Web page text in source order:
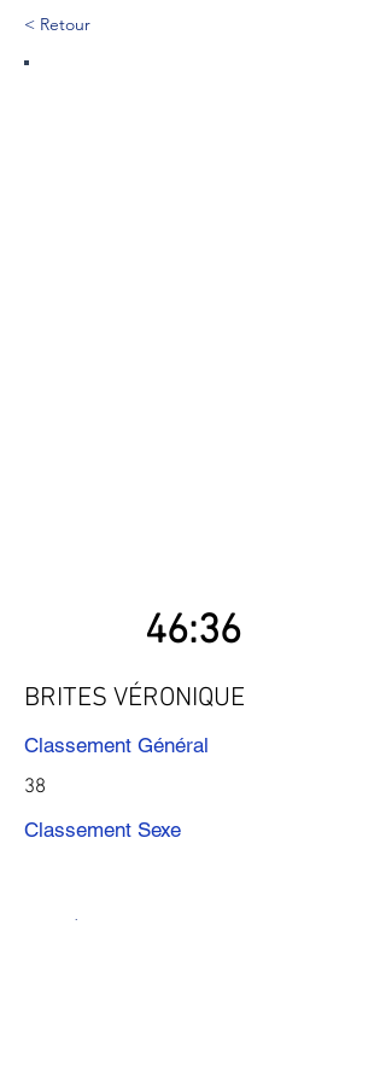
< Retour
46:36
BRITES VÉRONIQUE
Classement Général
38
Classement Sexe
Précédent